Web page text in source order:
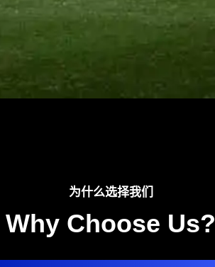
为什么选择我们
Why Choose Us?